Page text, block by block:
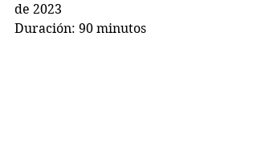
de 2023
Duración: 90 minutos